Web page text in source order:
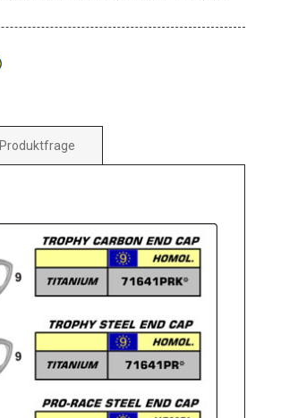
Produktfrage